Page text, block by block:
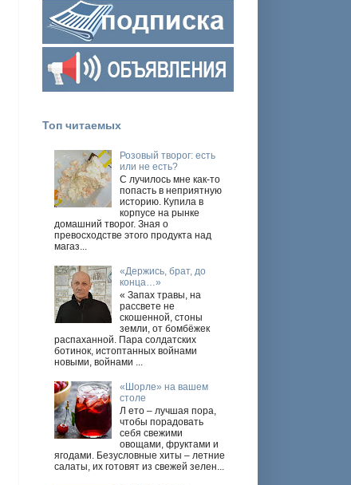
Топ читаемых
Розовый творог: есть
или не есть?
С лучилось мне как-то
попасть в неприятную
историю. Купила в
корпусе на рынке
домашний творог. Зная о
превосходстве этого продукта над
магаз...
«Держись, брат, до
конца…»
« Запах травы, на
рассвете не
скошенной, стоны
земли, от бомбёжек
распаханной. Пара солдатских
ботинок, истоптанных войнами
новыми, войнами ...
«Шорле» на вашем
столе
Л ето – лучшая пора,
чтобы порадовать
себя свежими
овощами, фруктами и
ягодами. Безусловные хиты – летние
салаты, их готовят из свежей зелен...